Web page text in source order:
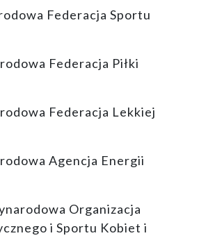
Federacja Sportu
Federacja Piłki
Federacja Lekkiej
Agencja Energii
Organizacja
i Sportu Kobiet i